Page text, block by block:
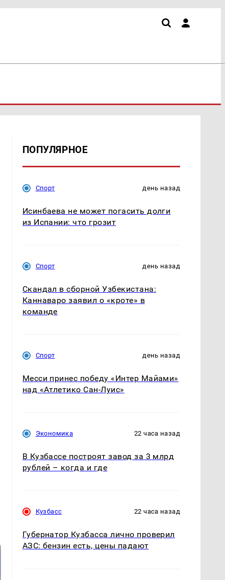
ПОПУЛЯРНОЕ
Спорт день назад
Исинбаева не может погасить долги
из Испании: что грозит
Спорт день назад
Скандал в сборной Узбекистана:
Каннаваро заявил о «кроте» в
команде
Спорт день назад
Месси принес победу «Интер Майами»
над «Атлетико Сан-Луис»
Экономика 22 часа назад
В Кузбассе построят завод за 3 млрд
рублей – когда и где
Кузбасс 22 часа назад
Губернатор Кузбасса лично проверил
АЗС: бензин есть, цены падают